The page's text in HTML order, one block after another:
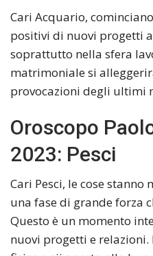
Cari Acquario,
positivi di nuovi progetti
soprattutto nella sfera
matrimoniale si
provocazioni degli ultimi
Oroscopo
2023: Pesci
Cari Pesci, le cose
una fase di grande forza
Questo è un momento
nuovi progetti e